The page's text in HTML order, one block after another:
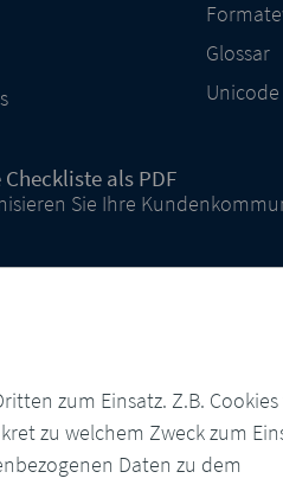
zum Einsatz. Z.B.
zu welchem Zweck zum
Daten zu dem
Glossar
Unicode
Checkliste als PDF
Sie Ihre
Salesforce
zentrale Vorlagenverwaltung